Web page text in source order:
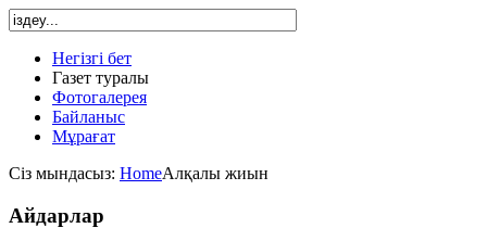
Негізгі бет
Газет туралы
Фотогалерея
Байланыс
Мұрағат
Сіз мындасыз: HomeАлқалы жиын
Айдарлар